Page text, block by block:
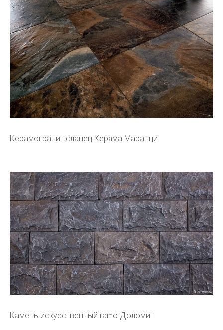
Керамогранит сланец Керама Марацци
Камень искусственный ramo Доломит